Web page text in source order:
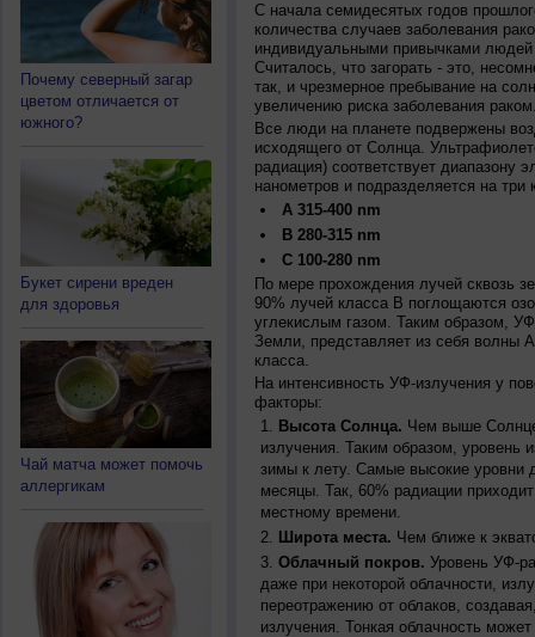
Почему северный загар
цветом отличается от
южного?
Букет сирени вреден
для здоровья
Чай матча может помочь
аллергикам
С начала семидесятых годов
количества случаев заболевания
индивидуальными привычками
Считалось, что загорать - это,
так, и чрезмерное пребывание на
увеличению риска заболевания
Все люди на планете подвержены
исходящего от Солнца.
радиация) соответствует диапазону
нанометров и подразделяется на три
A 315-400 nm
B 280-315 nm
C 100-280 nm
По мере прохождения лучей сквозь
90% лучей класса B поглощаются
углекислым газом. Таким образом,
Земли, представляет из себя волны
класса.
На интенсивность УФ-излучения у
факторы:
Высота Солнца. Чем выше
излучения. Таким образом, уровень
зимы к лету. Самые высокие уровни
месяцы. Так, 60% радиации
местному времени.
Широта места. Чем ближе к
Облачный покров. Уровень УФ-
даже при некоторой облачности,
переотражению от облаков,
излучения. Тонкая облачность